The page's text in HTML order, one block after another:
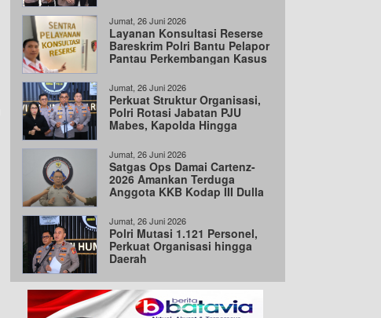
Jumat, 26 Juni 2026
Layanan Konsultasi Reserse
Bareskrim Polri Bantu Pelapor
Pantau Perkembangan Kasus
Jumat, 26 Juni 2026
Perkuat Struktur Organisasi,
Polri Rotasi Jabatan PJU
Mabes, Kapolda Hingga
Jumat, 26 Juni 2026
Satgas Ops Damai Cartenz-
2026 Amankan Terduga
Anggota KKB Kodap III Dulla
Jumat, 26 Juni 2026
Polri Mutasi 1.121 Personel,
Perkuat Organisasi hingga
Daerah